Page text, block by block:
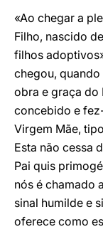
«Ao chegar a
Filho, nascido
filhos
chegou,
obra e graça do
concebido e
Virgem Mãe,
Esta não cessa
Pai quis
nós é chamado
sinal humilde e
oferece como